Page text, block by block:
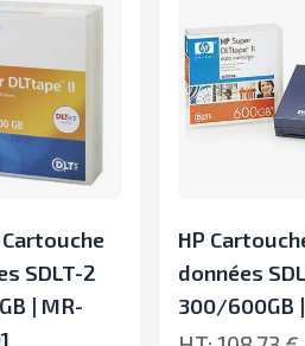
SDLT-2
| MR-
HP
données
300/600GB